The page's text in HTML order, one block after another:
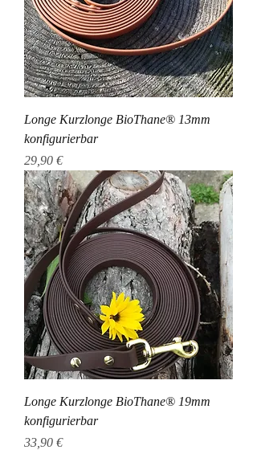
Longe Kurzlonge BioThane® 13mm
konfigurierbar
Preis
29,90 €
Longe Kurzlonge BioThane® 19mm
konfigurierbar
Preis
33,90 €